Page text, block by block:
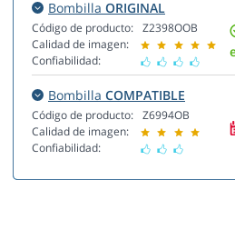
Bombilla ORIGINAL
Código de producto:
Calidad de imagen:
Confiabilidad:
Z2398OOB
Bombilla COMPATIBLE
Código de producto:
Calidad de imagen:
Confiabilidad:
Z6994OB